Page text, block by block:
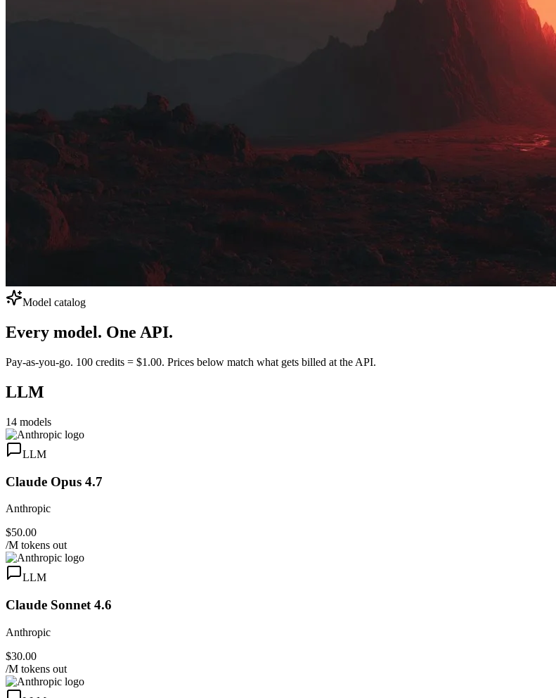
Model catalog
Every model. One API.
Pay-as-you-go. 100 credits = $1.00. Prices below match what gets billed at the API.
LLM
14 models
LLM
Claude Opus 4.7
Anthropic
$50.00
/M tokens out
LLM
Claude Sonnet 4.6
Anthropic
$30.00
/M tokens out